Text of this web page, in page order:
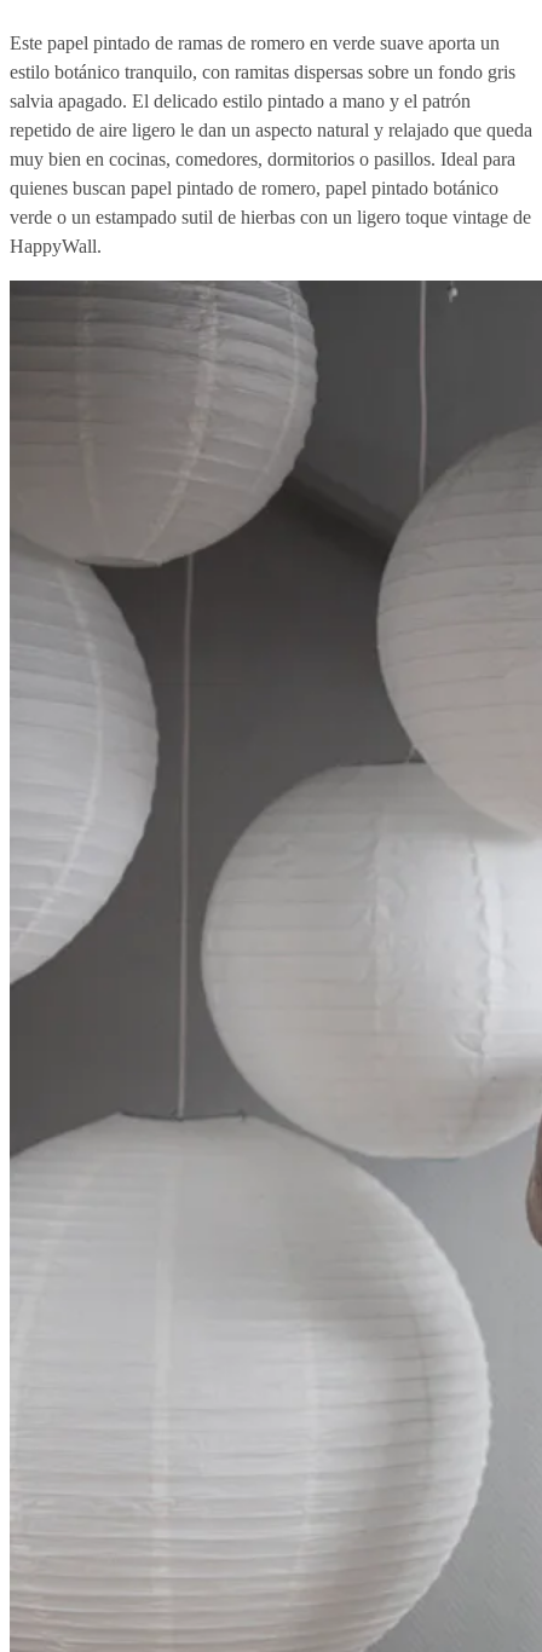
Este papel pintado de ramas de romero en verde suave aporta un
estilo botánico tranquilo, con ramitas dispersas sobre un fondo gris
salvia apagado. El delicado estilo pintado a mano y el patrón
repetido de aire ligero le dan un aspecto natural y relajado que queda
muy bien en cocinas, comedores, dormitorios o pasillos. Ideal para
quienes buscan papel pintado de romero, papel pintado botánico
verde o un estampado sutil de hierbas con un ligero toque vintage de
HappyWall.